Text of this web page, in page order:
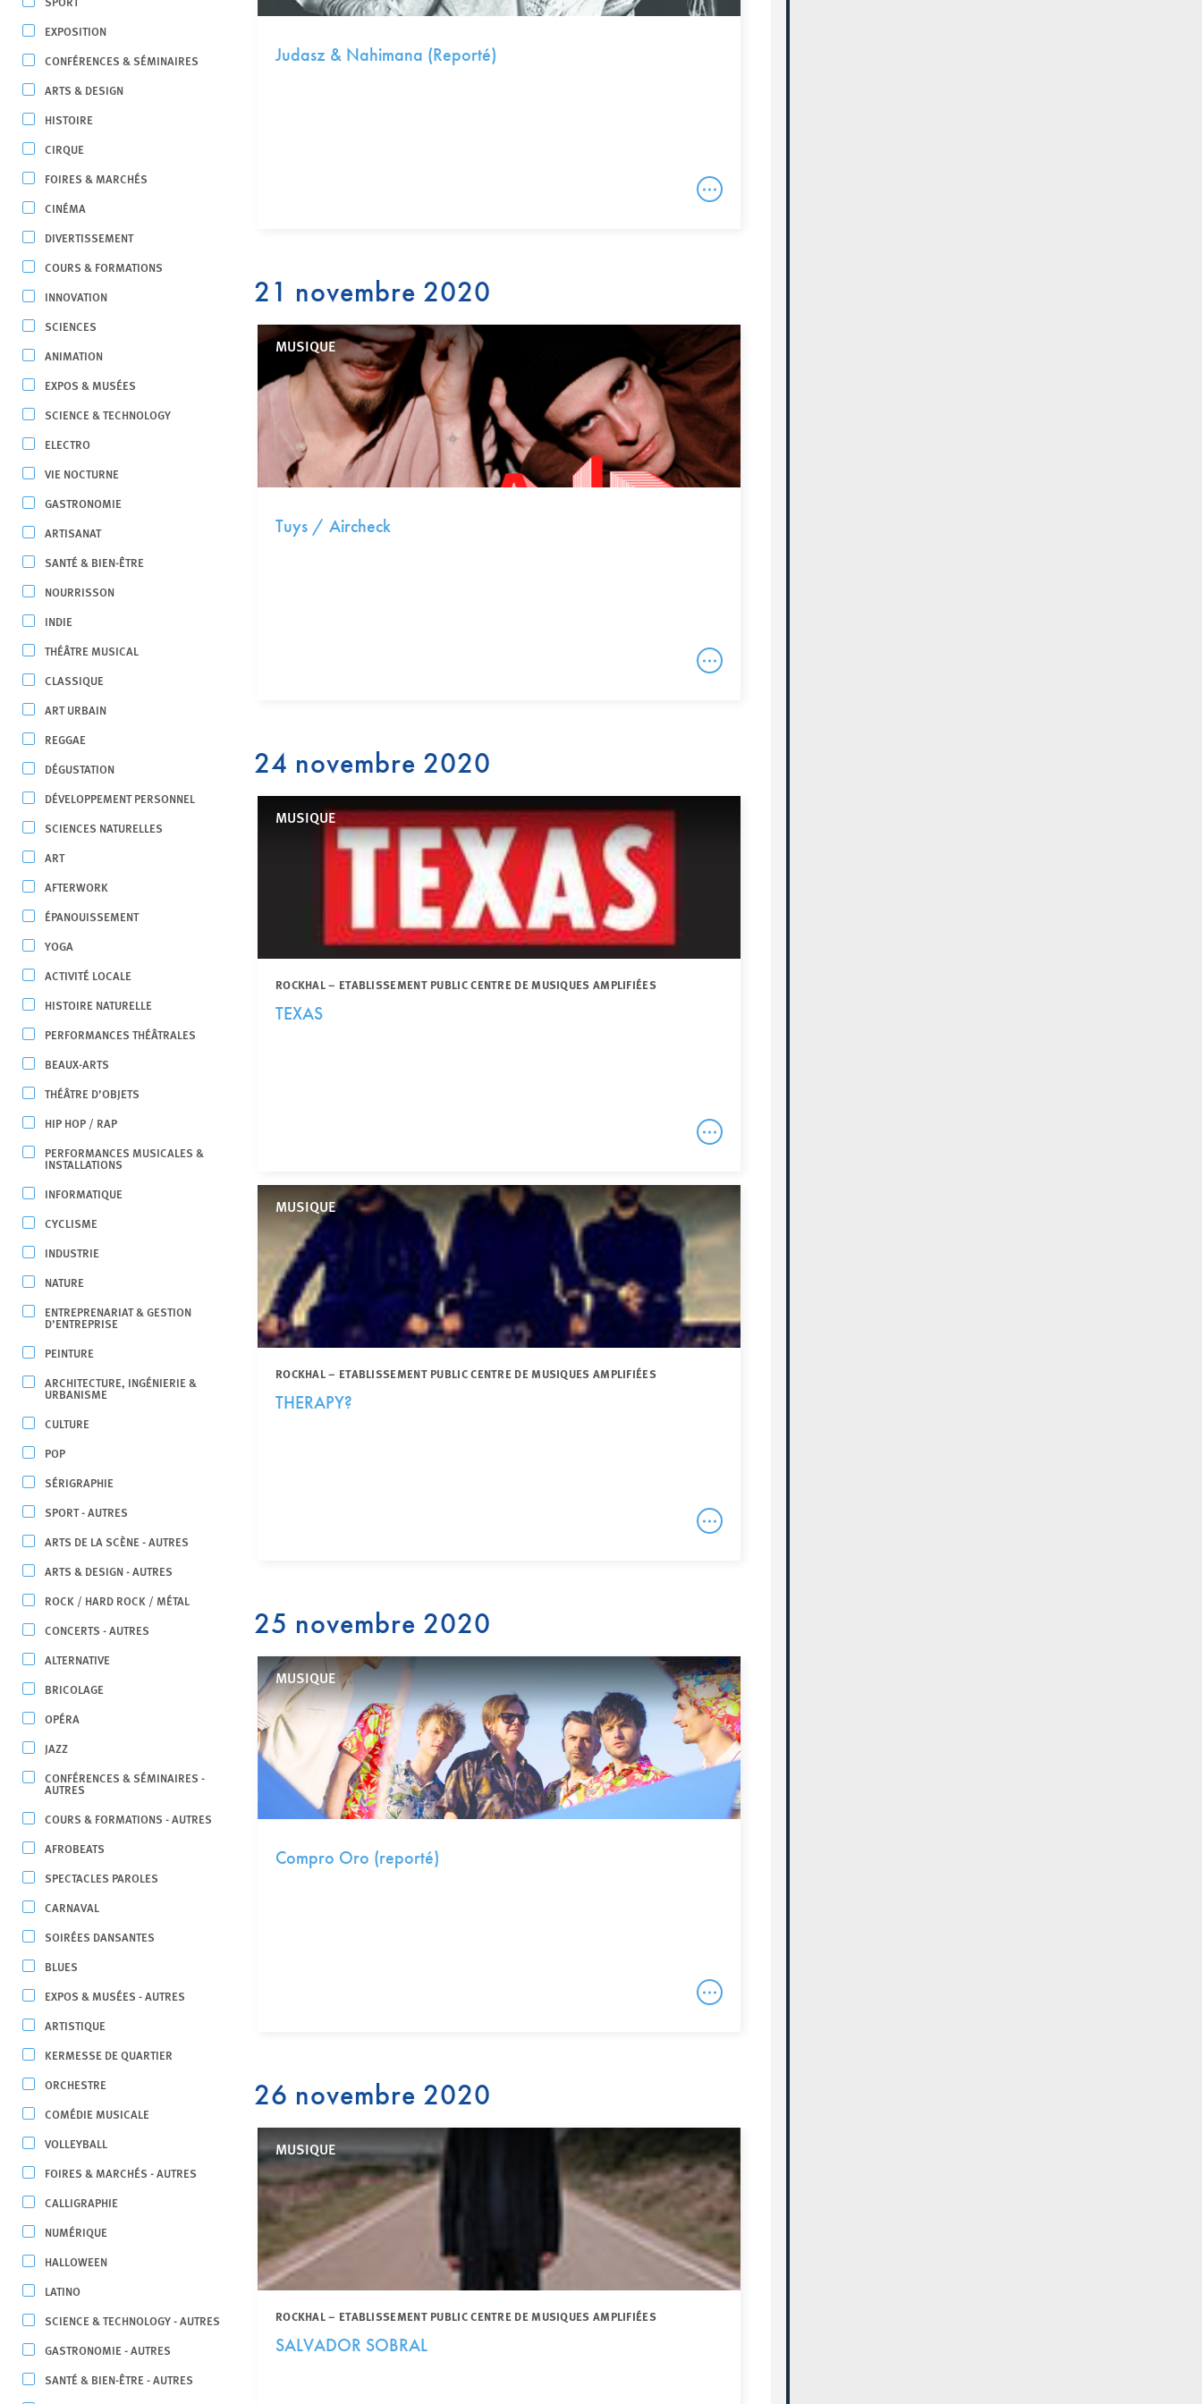
EXPOSITION
CONFÉRENCES & SÉMINAIRES
ARTS & DESIGN
HISTOIRE
CIRQUE
FOIRES & MARCHÉS
CINÉMA
DIVERTISSEMENT
COURS & FORMATIONS
INNOVATION
SCIENCES
ANIMATION
EXPOS & MUSÉES
SCIENCE & TECHNOLOGY
ELECTRO
VIE NOCTURNE
GASTRONOMIE
ARTISANAT
SANTÉ & BIEN-ÊTRE
NOURRISSON
INDIE
THÉÂTRE MUSICAL
CLASSIQUE
ART URBAIN
REGGAE
DÉGUSTATION
DÉVELOPPEMENT PERSONNEL
SCIENCES NATURELLES
ART
AFTERWORK
ÉPANOUISSEMENT
YOGA
ACTIVITÉ LOCALE
HISTOIRE NATURELLE
PERFORMANCES THÉÂTRALES
BEAUX-ARTS
THÉÂTRE D’OBJETS
HIP HOP / RAP
PERFORMANCES MUSICALES &
INSTALLATIONS
INFORMATIQUE
CYCLISME
INDUSTRIE
NATURE
ENTREPRENARIAT & GESTION
D’ENTREPRISE
PEINTURE
ARCHITECTURE, INGÉNIERIE &
URBANISME
CULTURE
POP
SÉRIGRAPHIE
SPORT - AUTRES
ARTS DE LA SCÈNE - AUTRES
ARTS & DESIGN - AUTRES
ROCK / HARD ROCK / MÉTAL
CONCERTS - AUTRES
ALTERNATIVE
BRICOLAGE
OPÉRA
JAZZ
CONFÉRENCES & SÉMINAIRES -
AUTRES
COURS & FORMATIONS - AUTRES
AFROBEATS
SPECTACLES PAROLES
CARNAVAL
SOIRÉES DANSANTES
BLUES
EXPOS & MUSÉES - AUTRES
ARTISTIQUE
KERMESSE DE QUARTIER
ORCHESTRE
COMÉDIE MUSICALE
VOLLEYBALL
FOIRES & MARCHÉS - AUTRES
CALLIGRAPHIE
NUMÉRIQUE
HALLOWEEN
LATINO
SCIENCE & TECHNOLOGY - AUTRES
GASTRONOMIE - AUTRES
SANTÉ & BIEN-ÊTRE - AUTRES
Judasz & Nahimana (Reporté)
21 novembre 2020
MUSIQUE
Tuys / Aircheck
24 novembre 2020
MUSIQUE
ROCKHAL – ETABLISSEMENT PUBLIC CENTRE DE MUSIQUES AMPLIFIÉES
TEXAS
MUSIQUE
ROCKHAL – ETABLISSEMENT PUBLIC CENTRE DE MUSIQUES AMPLIFIÉES
THERAPY?
25 novembre 2020
MUSIQUE
Compro Oro (reporté)
26 novembre 2020
MUSIQUE
ROCKHAL – ETABLISSEMENT PUBLIC CENTRE DE MUSIQUES AMPLIFIÉES
SALVADOR SOBRAL